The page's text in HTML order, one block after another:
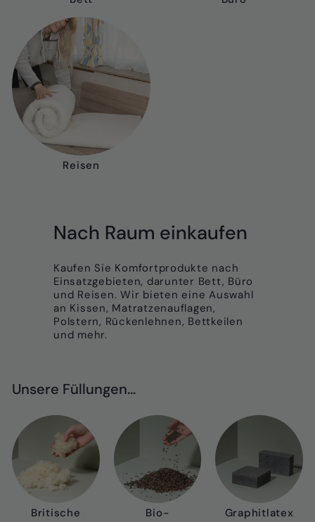
Reisen
Nach Raum einkaufen
Kaufen Sie Komfortprodukte nach
Einsatzgebieten, darunter Bett, Büro
und Reisen. Wir bieten eine Auswahl
an Kissen, Matratzenauflagen,
Polstern, Rückenlehnen, Bettkeilen
und mehr.
Unsere Füllungen...
Britische
Bio-
Graphitlatex